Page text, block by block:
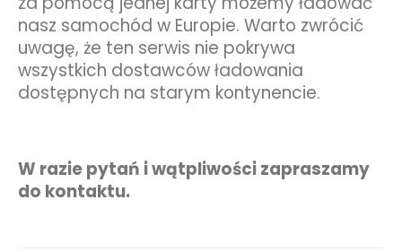
nasz samochód w Europie. Warto zwrócić
uwagę, że ten serwis nie pokrywa
wszystkich dostawców ładowania
dostępnych na starym kontynencie.
W razie pytań i wątpliwości zapraszamy
do kontaktu.